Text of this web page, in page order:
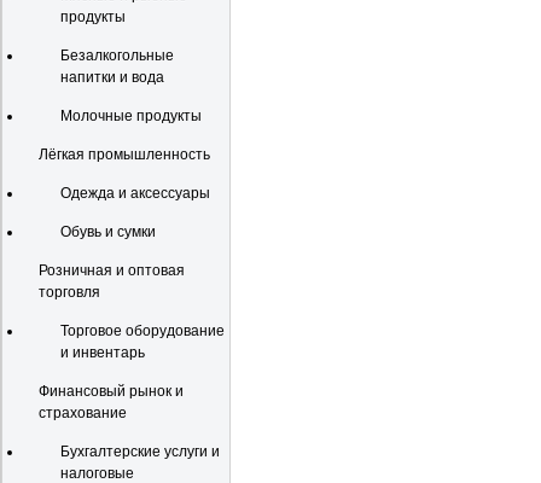
продукты
Безалкогольные
напитки и вода
Молочные продукты
Лёгкая промышленность
Одежда и аксессуары
Обувь и сумки
Розничная и оптовая
торговля
Торговое оборудование
и инвентарь
Финансовый рынок и
страхование
Бухгалтерские услуги и
налоговые